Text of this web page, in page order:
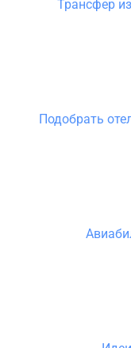
Трансфер
Подобрать